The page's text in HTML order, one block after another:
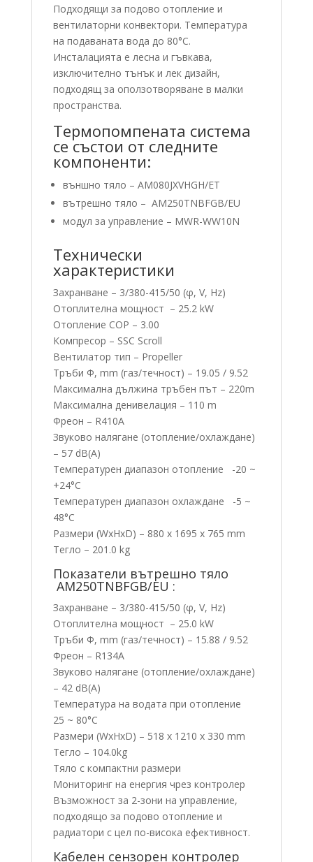
Подходящи за подово отопление и
вентилаторни конвектори. Температура
на подаваната вода до 80°C.
Инсталацията е лесна и гъвкава,
изключително тънък и лек дизайн,
подходящ за оползотворяване в малки
пространства.
Термопомпената система
се състои от следните
компоненти:
външно тяло – AM080JXVHGH/ET
вътрешно тяло – AM250TNBFGB/EU
модул за управление – MWR-WW10N
Технически
характеристики
Захранване – 3/380-415/50 (φ, V, Hz)
Отоплителна мощност – 25.2 kW
Отопление COP – 3.00
Компресор – SSC Scroll
Вентилатор тип – Propeller
Тръби Φ, mm (газ/течност) – 19.05 / 9.52
Максимална дължина тръбен път – 220m
Максимална денивелация – 110 m
Фреон – R410А
Звуково налягане (отопление/oхлаждане)
– 57 dB(A)
Температурен диапазон отопление -20 ~
+24°C
Температурен диапазон охлаждане -5 ~
48°C
Размери (WxHxD) – 880 x 1695 x 765 mm
Тегло – 201.0 kg
Показатели вътрешно тяло
AM250TNBFGB/EU :
Захранване – 3/380-415/50 (φ, V, Hz)
Отоплителна мощност – 25.0 kW
Тръби Φ, mm (газ/течност) – 15.88 / 9.52
Фреон – R134А
Звуково налягане (отопление/oхлаждане)
– 42 dB(A)
Температура на водата при отопление
25 ~ 80°C
Размери (WxHxD) – 518 x 1210 x 330 mm
Тегло – 104.0kg
Тяло с компактни размери
Мониторинг на енергия чрез контролер
Възможност за 2-зони на управление,
подходящо за подово отопление и
радиатори с цел по-висока ефективност.
Кабелен сензорен контролер